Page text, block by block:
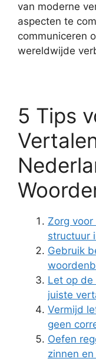
van moderne
aspecten te
communiceren
wereldwijde
5 Tips
Zorg
structuur
Gebruik
Let op de
juiste
Vermijd
geen
Oefen
zinnen